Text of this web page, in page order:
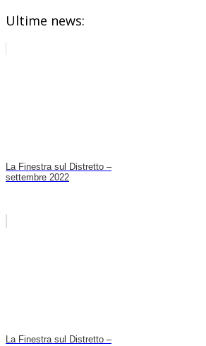
Ultime news:
La Finestra sul Distretto –
settembre 2022
La Finestra sul Distretto –